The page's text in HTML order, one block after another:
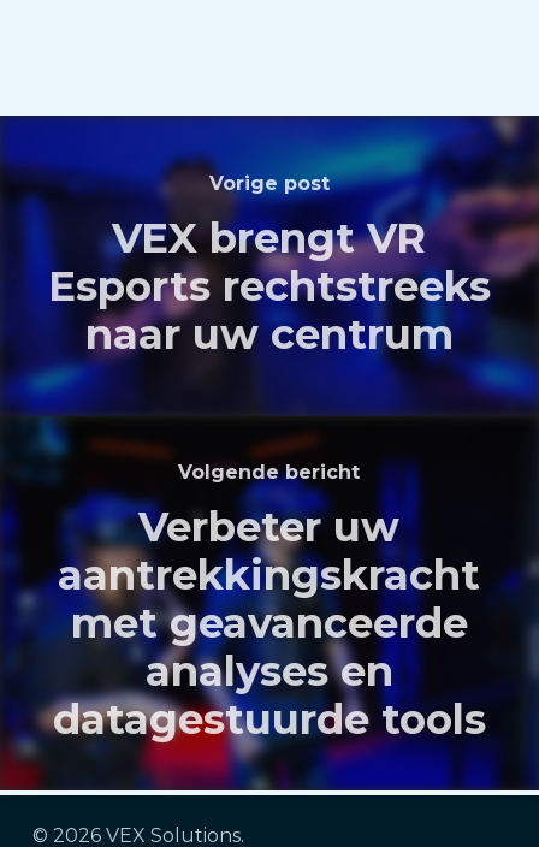
Vorige post
VEX brengt VR
Esports rechtstreeks
naar uw centrum
Volgende bericht
Verbeter uw
aantrekkingskracht
met geavanceerde
analyses en
datagestuurde tools
© 2026 VEX Solutions.